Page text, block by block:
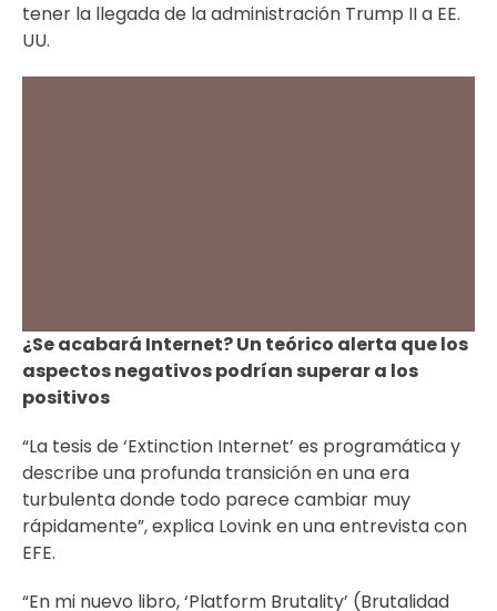
tener la llegada de la administración Trump II a EE.
UU.
¿Se acabará Internet? Un teórico alerta que los
aspectos negativos podrían superar a los
positivos
“La tesis de ‘Extinction Internet’ es programática y
describe una profunda transición en una era
turbulenta donde todo parece cambiar muy
rápidamente”, explica Lovink en una entrevista con
EFE.
“En mi nuevo libro, ‘Platform Brutality’ (Brutalidad